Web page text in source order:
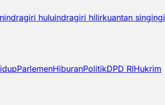
indragiri huluindragiri hilirkuantan singingi
ParlemenHiburanPolitikDPD RIHukrim